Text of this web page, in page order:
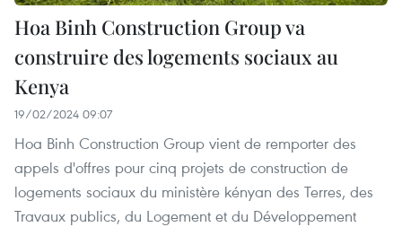
Hoa Binh Construction Group va
construire des logements sociaux au
Kenya
19/02/2024 09:07
Hoa Binh Construction Group vient de remporter des
appels d'offres pour cinq projets de construction de
logements sociaux du ministère kényan des Terres, des
Travaux publics, du Logement et du Développement